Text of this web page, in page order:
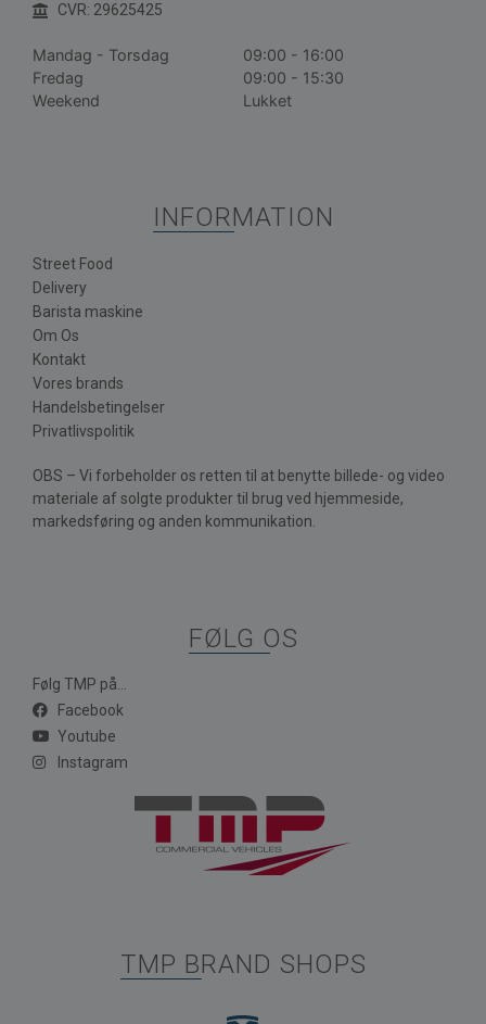
CVR: 29625425
Mandag - Torsdag
09:00 - 16:00
Fredag
09:00 - 15:30
Weekend
Lukket
INFORMATION
Street Food
Delivery
Barista maskine
Om Os
Kontakt
Vores brands
Handelsbetingelser
Privatlivspolitik
OBS – Vi forbeholder os retten til at benytte billede- og video
materiale af solgte produkter til brug ved hjemmeside,
markedsføring og anden kommunikation.
FØLG OS
Følg TMP på...
Facebook
Youtube
Instagram
TMP BRAND SHOPS